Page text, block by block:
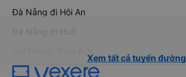
Đà Nẵng đi Hội An
Đà Nẵng đi Huế
Xem tất cả tuyến đường